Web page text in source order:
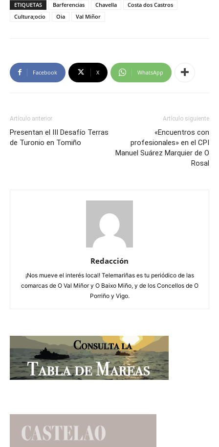
ETIQUETAS Barferencias Chavella
Costa dos Castros
Cultura;ocio
Oia Val Miñor
Facebook X WhatsApp
Artículo anterior
Presentan el III Desafío Terras
de Turonio en Tomiño
Artículo siguiente
«Encuentros con
profesionales» en el CPI
Manuel Suárez Marquier de O
Rosal
Redacción
¡Nos mueve el interés local! Telemariñas es tu periódico de las
comarcas de O Val Miñor y O Baixo Miño, y de los Concellos de O
Porriño y Vigo.